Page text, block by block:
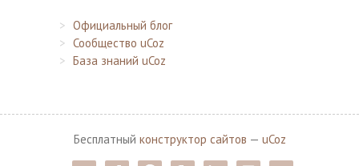
Официальный блог
Сообщество uCoz
База знаний uCoz
Бесплатный конструктор сайтов — uCoz